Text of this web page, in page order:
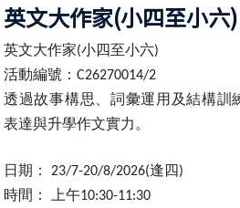
英文大作家(小四至小六)
英文大作家(小四至小六)
活動編號： C26270014/2
透過故事構思、詞彙運用及結構訓
表達與升學作文實力。
日期： 23/7-20/8/2026(逢四)
時間： 上午10:30-11:30